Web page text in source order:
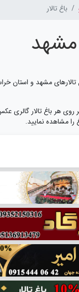
باغ تالار
مشهد
تالارهای مشهد و استان
روی هر باغ تالار گالری
مشاهده نمایید.